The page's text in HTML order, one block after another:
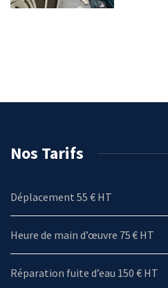
Nos Tarifs
Déplacement 55 € HT
Heure de main d’œuvre 75 € HT
Réparation fuite d’eau 150 € HT